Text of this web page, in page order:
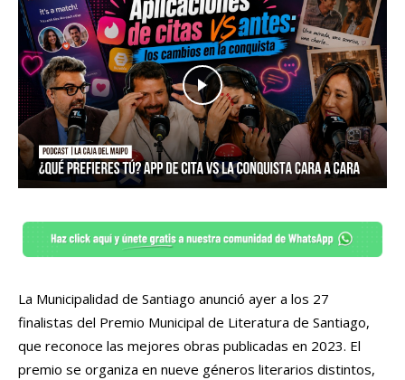
La Municipalidad de Santiago anunció ayer a los 27
finalistas del Premio Municipal de Literatura de Santiago,
que reconoce las mejores obras publicadas en 2023. El
premio se organiza en nueve géneros literarios distintos,